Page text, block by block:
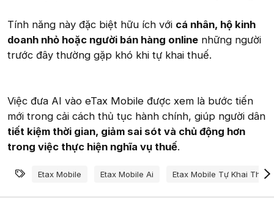
Tính năng này đặc biệt hữu ích với cá nhân, hộ kinh
doanh nhỏ hoặc người bán hàng online những người
trước đây thường gặp khó khi tự khai thuế.
Việc đưa AI vào eTax Mobile được xem là bước tiến
mới trong cải cách thủ tục hành chính, giúp người dân
tiết kiệm thời gian, giảm sai sót và chủ động hơn
trong việc thực hiện nghĩa vụ thuế.
Từ khóa
Etax Mobile Etax Mobile Ai Etax Mobile Tự Khai Thuế